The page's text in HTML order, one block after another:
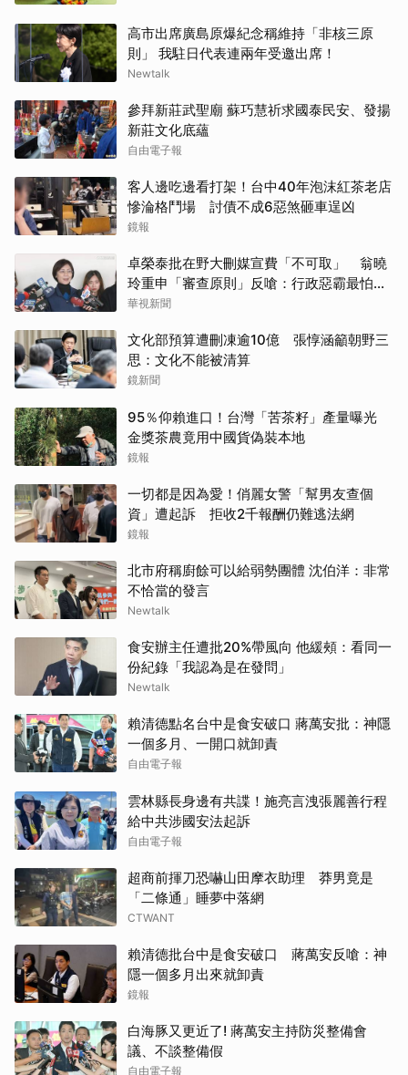
高市出席廣島原爆紀念稱維持「非核三原
則」 我駐日代表連兩年受邀出席！
Newtalk
參拜新莊武聖廟 蘇巧慧祈求國泰民安、發揚
新莊文化底蘊
自由電子報
客人邊吃邊看打架！台中40年泡沫紅茶老店
慘淪格鬥場 討債不成6惡煞砸車逞凶
鏡報
卓榮泰批在野大刪媒宣費「不可取」 翁曉
玲重申「審查原則」反嗆：行政惡霸最怕沒
錢用
華視新聞
文化部預算遭刪凍逾10億 張惇涵籲朝野三
思：文化不能被清算
鏡新聞
95％仰賴進口！台灣「苦茶籽」產量曝光
金獎茶農竟用中國貨偽裝本地
鏡報
一切都是因為愛！俏麗女警「幫男友查個
資」遭起訴 拒收2千報酬仍難逃法網
鏡報
北市府稱廚餘可以給弱勢團體 沈伯洋：非常
不恰當的發言
Newtalk
食安辦主任遭批20%帶風向 他緩頰：看同一
份紀錄「我認為是在發問」
Newtalk
賴清德點名台中是食安破口 蔣萬安批：神隱
一個多月、一開口就卸責
自由電子報
雲林縣長身邊有共諜！施亮言洩張麗善行程
給中共涉國安法起訴
自由電子報
超商前揮刀恐嚇山田摩衣助理 莽男竟是
「二條通」睡夢中落網
CTWANT
賴清德批台中是食安破口 蔣萬安反嗆：神
隱一個多月出來就卸責
鏡報
白海豚又更近了! 蔣萬安主持防災整備會
議、不談整備假
自由電子報